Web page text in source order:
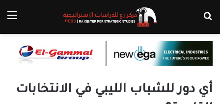
أي دور للشباب الليبي في الانتخابات